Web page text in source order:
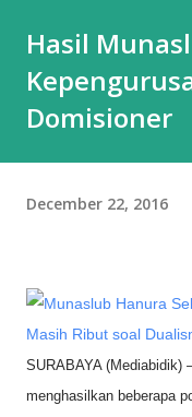
Hasil
Domisioner
December 22, 2016
SURABAYA (Mediabidik)
menghasilkan beberapa